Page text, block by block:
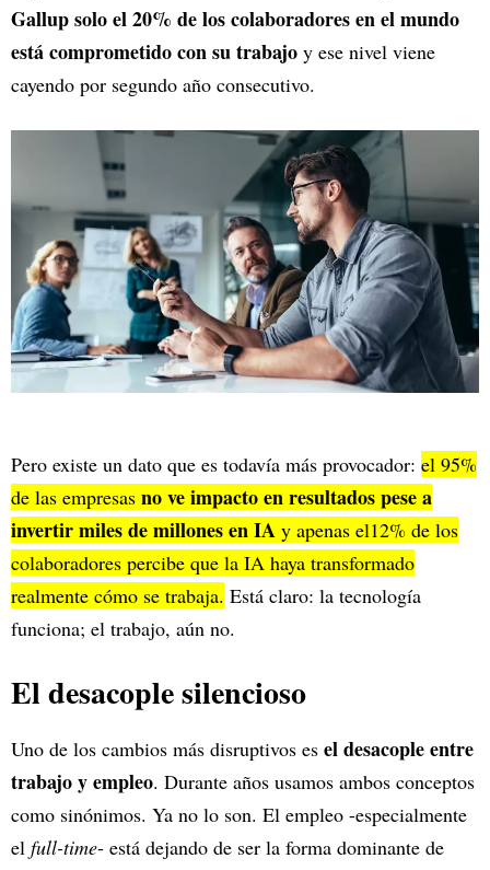
Gallupsolo el 20% de los colaboradores en el mundo
está comprometido con su trabajo y ese nivel viene
cayendo por segundo año consecutivo.
Pero existe un dato que es todavía más provocador: el 95%
de las empresas no ve impacto en resultados pese a
invertir miles de millones en IA y apenas el12% de los
colaboradores percibe que la IA haya transformado
realmente cómo se trabaja. Está claro: la tecnología
funciona; el trabajo, aún no.
El desacople silencioso
Uno de los cambios más disruptivos es el desacople entre
trabajo y empleo. Durante años usamos ambos conceptos
como sinónimos. Ya no lo son. El empleo -especialmente
el full-time- está dejando de ser la forma dominante de